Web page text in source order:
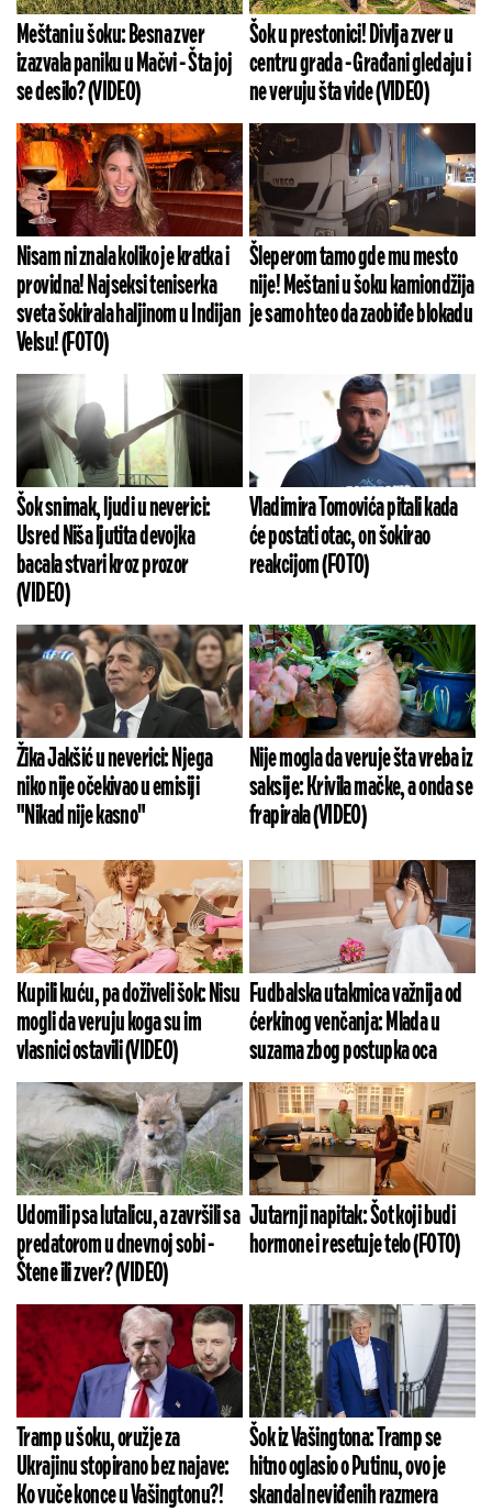
Meštani u šoku: Besna zver
izazvala paniku u Mačvi - Šta joj
se desilo? (VIDEO)
Šok u prestonici! Divlja zver u
centru grada - Građani gledaju i
ne veruju šta vide (VIDEO)
Nisam ni znala koliko je kratka i
providna! Najseksi teniserka
sveta šokirala haljinom u Indijan
Velsu! (FOTO)
Šleperom tamo gde mu mesto
nije! Meštani u šoku kamiondžija
je samo hteo da zaobiđe blokadu
Šok snimak, ljudi u neverici:
Usred Niša ljutita devojka
bacala stvari kroz prozor
(VIDEO)
Vladimira Tomovića pitali kada
će postati otac, on šokirao
reakcijom (FOTO)
Žika Jakšić u neverici: Njega
niko nije očekivao u emisiji
"Nikad nije kasno"
Nije mogla da veruje šta vreba iz
saksije: Krivila mačke, a onda se
frapirala (VIDEO)
Kupili kuću, pa doživeli šok: Nisu
mogli da veruju koga su im
vlasnici ostavili (VIDEO)
Fudbalska utakmica važnija od
ćerkinog venčanja: Mlada u
suzama zbog postupka oca
Udomili psa lutalicu, a završili sa
predatorom u dnevnoj sobi -
Štene ili zver? (VIDEO)
Jutarnji napitak: Šot koji budi
hormone i resetuje telo (FOTO)
Tramp u šoku, oružje za
Ukrajinu stopirano bez najave:
Ko vuče konce u Vašingtonu?!
Šok iz Vašingtona: Tramp se
hitno oglasio o Putinu, ovo je
skandal neviđenih razmera